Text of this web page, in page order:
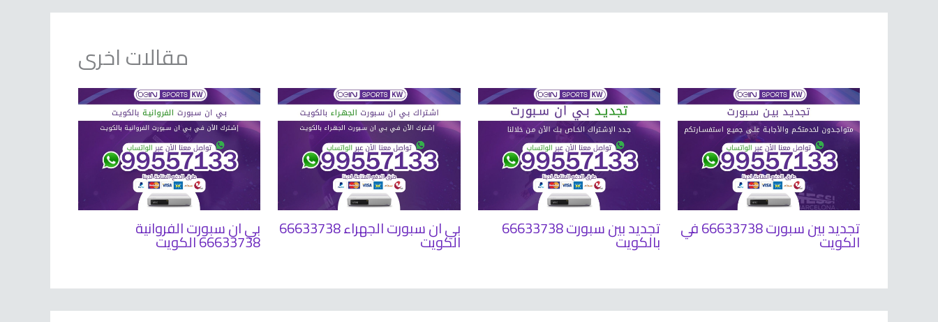
مقالات اخرى
تجديد بين سبورت 66633738 في
الكويت
تجديد بين سبورت 66633738
بالكويت
بي ان سبورت الجهراء 66633738
الكويت
بي ان سبورت الفروانية
66633738 الكويت